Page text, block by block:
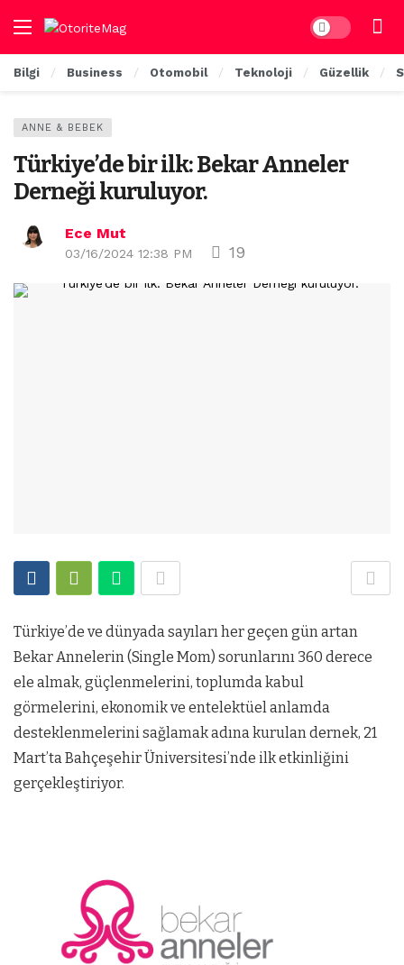
Dark mode
Bilgi Business Otomobil Teknoloji Güzellik
ANNE & BEBEK
Türkiye’de bir ilk: Bekar Anneler
Derneği kuruluyor.
Ece Mut
03/16/2024 12:38 PM 19
Türkiye’de ve dünyada sayıları her geçen gün artan
Bekar Annelerin (Single Mom) sorunlarını 360 derece
ele almak, güçlenmelerini, toplumda kabul
görmelerini, ekonomik ve entelektüel anlamda
desteklenmelerini sağlamak adına kurulan dernek, 21
Mart’ta Bahçeşehir Üniversitesi’nde ilk etkinliğini
gerçekleştiriyor.